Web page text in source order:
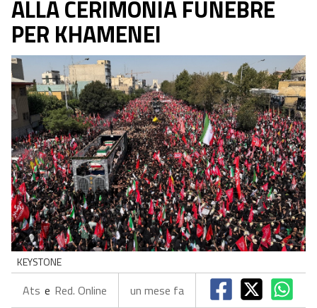
ALLA CERIMONIA FUNEBRE
PER KHAMENEI
KEYSTONE
Ats e Red. Online un mese fa